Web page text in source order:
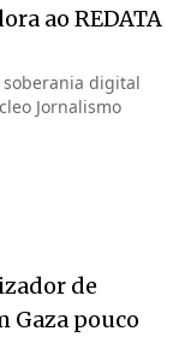
ao REDATA
digital
Jornalismo
de
Gaza pouco